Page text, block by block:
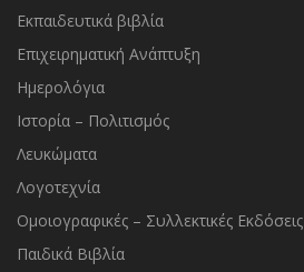
Εκπαιδευτικά βιβλία
Επιχειρηματική Ανάπτυξη
Ημερολόγια
Ιστορία – Πολιτισμός
Λευκώματα
Λογοτεχνία
Ομοιογραφικές – Συλλεκτικές Εκδόσεις
Παιδικά Βιβλία